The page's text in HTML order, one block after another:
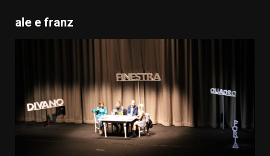
ale e franz